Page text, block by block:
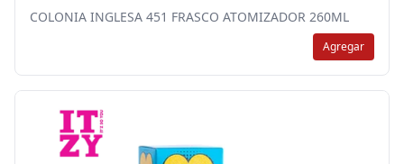
COLONIA INGLESA 451 FRASCO ATOMIZADOR 260ML
Agregar